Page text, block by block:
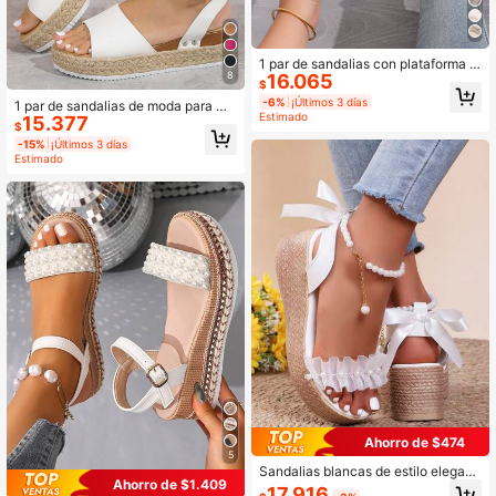
8
1 par de sandalias de moda para mu
jer con diseño de hebilla, suela grue
sa tejida para comodidad, adecuad
as para uso diario de verano, casual
y de viaje, sandalias de plataforma
elegantes y prácticas, esencial de v
iaje
$15.377
-15% ¡Últimos 3 días
Estimado
5
Ahorro de $1.409
1 par de sandalias con plataforma p
ara mujer, esencial para viajar, liger
as, con correa y suela gruesa, para
usar a principios del verano, estilo h
ada, artículo imprescindible para m
ujeres
$16.065
-6% ¡Últimos 3 días
Estimado
Ahorro de $474
Sandalias blancas de estilo elegant
e para mujer con lazo, decoración d